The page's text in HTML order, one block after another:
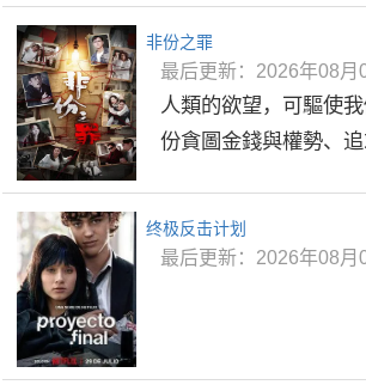
非份之罪
最后更新：2026年08月
人類的欲望，可驅使
份貪圖金錢與權勢、
终极反击计划
最后更新：2026年08月